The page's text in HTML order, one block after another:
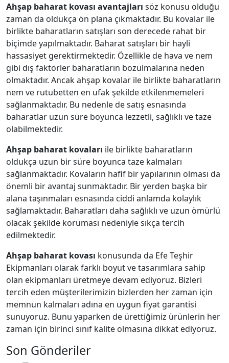
Ahşap baharat kovası avantajları söz konusu olduğu
zaman da oldukça ön plana çıkmaktadır. Bu kovalar ile
birlikte baharatların satışları son derecede rahat bir
biçimde yapılmaktadır. Baharat satışları bir hayli
hassasiyet gerektirmektedir. Özellikle de hava ve nem
gibi dış faktörler baharatların bozulmalarına neden
olmaktadır. Ancak ahşap kovalar ile birlikte baharatların
nem ve rutubetten en ufak şekilde etkilenmemeleri
sağlanmaktadır. Bu nedenle de satış esnasında
baharatlar uzun süre boyunca lezzetli, sağlıklı ve taze
olabilmektedir.
Ahşap baharat kovaları ile birlikte baharatların
oldukça uzun bir süre boyunca taze kalmaları
sağlanmaktadır. Kovaların hafif bir yapılarının olması da
önemli bir avantaj sunmaktadır. Bir yerden başka bir
alana taşınmaları esnasında ciddi anlamda kolaylık
sağlamaktadır. Baharatları daha sağlıklı ve uzun ömürlü
olacak şekilde koruması nedeniyle sıkça tercih
edilmektedir.
Ahşap baharat kovası konusunda da Efe Teşhir
Ekipmanları olarak farklı boyut ve tasarımlara sahip
olan ekipmanları üretmeye devam ediyoruz. Bizleri
tercih eden müşterilerimizin bizlerden her zaman için
memnun kalmaları adına en uygun fiyat garantisi
sunuyoruz. Bunu yaparken de ürettiğimiz ürünlerin her
zaman için birinci sınıf kalite olmasına dikkat ediyoruz.
Son Gönderiler